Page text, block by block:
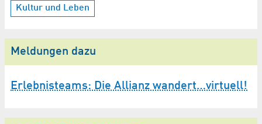
Kultur und Leben
Meldungen dazu
Erlebnisteams: Die Allianz wandert…virtuell!